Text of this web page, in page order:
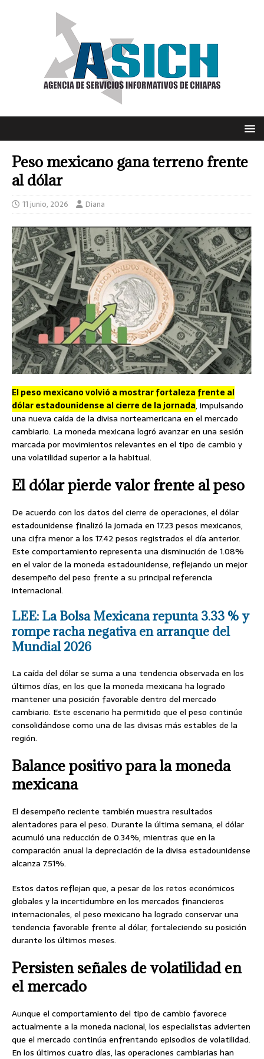
Peso mexicano gana terreno frente
al dólar
11 junio, 2026 Diana
El peso mexicano volvió a mostrar fortaleza frente al
dólar estadounidense al cierre de la jornada, impulsando
una nueva caída de la divisa norteamericana en el mercado
cambiario. La moneda mexicana logró avanzar en una sesión
marcada por movimientos relevantes en el tipo de cambio y
una volatilidad superior a la habitual.
El dólar pierde valor frente al peso
De acuerdo con los datos del cierre de operaciones, el dólar
estadounidense finalizó la jornada en 17.23 pesos mexicanos,
una cifra menor a los 17.42 pesos registrados el día anterior.
Este comportamiento representa una disminución de 1.08%
en el valor de la moneda estadounidense, reflejando un mejor
desempeño del peso frente a su principal referencia
internacional.
LEE: La Bolsa Mexicana repunta 3.33 % y
rompe racha negativa en arranque del
Mundial 2026
La caída del dólar se suma a una tendencia observada en los
últimos días, en los que la moneda mexicana ha logrado
mantener una posición favorable dentro del mercado
cambiario. Este escenario ha permitido que el peso continúe
consolidándose como una de las divisas más estables de la
región.
Balance positivo para la moneda
mexicana
El desempeño reciente también muestra resultados
alentadores para el peso. Durante la última semana, el dólar
acumuló una reducción de 0.34%, mientras que en la
comparación anual la depreciación de la divisa estadounidense
alcanza 7.51%.
Estos datos reflejan que, a pesar de los retos económicos
globales y la incertidumbre en los mercados financieros
internacionales, el peso mexicano ha logrado conservar una
tendencia favorable frente al dólar, fortaleciendo su posición
durante los últimos meses.
Persisten señales de volatilidad en
el mercado
Aunque el comportamiento del tipo de cambio favorece
actualmente a la moneda nacional, los especialistas advierten
que el mercado continúa enfrentando episodios de volatilidad.
En los últimos cuatro días, las operaciones cambiarias han